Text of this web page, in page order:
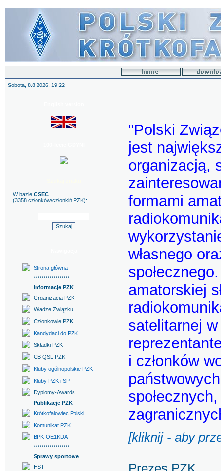
Sobota, 8.8.2026, 19:22
W bazie OSEC
(3358 członków/członkiń PZK):
Strona główna
******************
Informacje PZK
Organizacja PZK
Władze Związku
Członkowie PZK
Kandydaci do PZK
Składki PZK
CB QSL PZK
Kluby ogólnopolskie PZK
Kluby PZK i SP
Dyplomy-Awards
Publikacje PZK
Krótkofalowiec Polski
Komunikat PZK
BPK-OE1KDA
******************
Sprawy sportowe
HST
"Polski
jest
organizacją,
formami
własnego
amatorskiej
satelitarnej
i członków
[kliknij - aby
Prezes PZK